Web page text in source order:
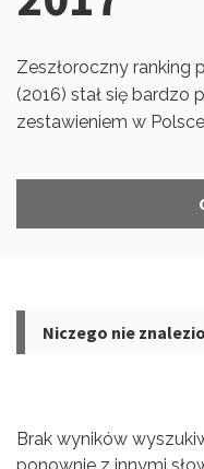
Zeszłoroczny ranking
(2016) stał się bardzo
zestawieniem w
Niczego nie
Brak wyników